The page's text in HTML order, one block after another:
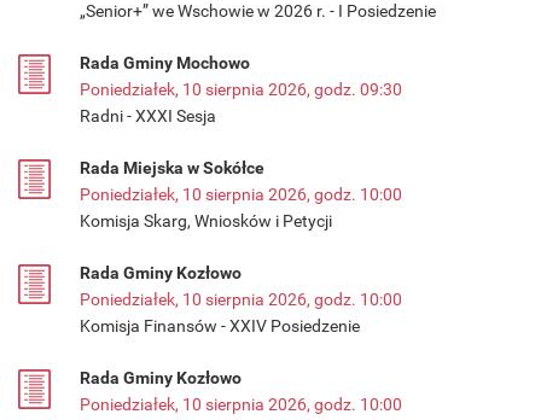
„Senior+” we Wschowie w 2026 r. - I Posiedzenie
Rada Gminy Mochowo
Poniedziałek, 10 sierpnia 2026, godz. 09:30
Radni - XXXI Sesja
Rada Miejska w Sokółce
Poniedziałek, 10 sierpnia 2026, godz. 10:00
Komisja Skarg, Wniosków i Petycji
Rada Gminy Kozłowo
Poniedziałek, 10 sierpnia 2026, godz. 10:00
Komisja Finansów - XXIV Posiedzenie
Rada Gminy Kozłowo
Poniedziałek, 10 sierpnia 2026, godz. 10:00